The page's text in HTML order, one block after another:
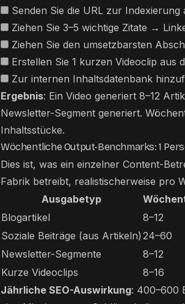
Senden Sie die URL zur
Ziehen Sie 3–5 wichtige Zitate →
Ziehen Sie den umsetzbarsten
Erstellen Sie 1 kurzen Videoclip
Zur internen Inhaltsdatenbank
Ergebnis: Ein Video generiert 8–12
Newsletter-Segment generiert.
Inhaltsstücke.
Wöchentliche Output-Benchmarks: 1
Dies ist, was ein einzelner Content-
Fabrik betreibt, realistischerweise pro
Ausgabetyp
Blogartikel
8–12
Soziale Beiträge (aus Artikeln) 24–60
Newsletter-Segmente
8–12
Kurze Videoclips
8–16
Jährliche SEO-Auswirkung: 400–600